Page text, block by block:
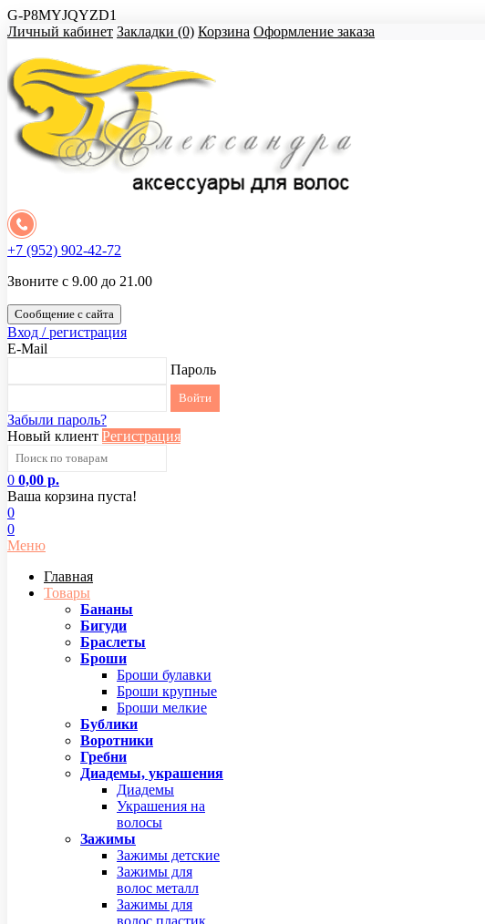
G-P8MYJQYZD1
Личный кабинет Закладки (0) Корзина Оформление заказа
+7 (952) 902-42-72
Звоните с 9.00 до 21.00
Сообщение с сайта
Вход / регистрация
E-Mail
Пароль
Забыли пароль?
Новый клиент Регистрация
0 0,00 р.
Ваша корзина пуста!
0
0
Меню
Главная
Товары
Бананы
Бигуди
Браслеты
Броши
Броши булавки
Броши крупные
Броши мелкие
Бублики
Воротники
Гребни
Диадемы, украшения
Диадемы
Украшения на
волосы
Зажимы
Зажимы детские
Зажимы для
волос металл
Зажимы для
волос пластик